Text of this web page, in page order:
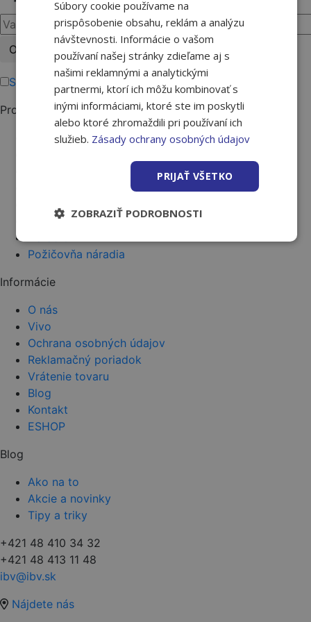
Please
this
empty.
Súhlasím s podmienkami ochrany osobných údajov.
Produkty
Stavba
Farby a laky
Požičovňa náradia
Informácie
O nás
Vivo
Ochrana osobných údajov
Reklamačný poriadok
Vrátenie tovaru
Blog
Kontakt
ESHOP
Blog
Ako na to
Akcie a novinky
Tipy a triky
+421 48 410 34 32
+421 48 413 11 48
ibv@ibv.sk
Nájdete nás
Súbory cookie používame na
prispôsobenie obsahu, reklám a analýzu
návštevnosti. Informácie o vašom
používaní našej stránky zdieľame aj s
našimi reklamnými a analytickými
partnermi, ktorí ich môžu kombinovať s
inými informáciami, ktoré ste im poskytli
alebo ktoré zhromaždili pri používaní ich
služieb. Zásady ochrany osobných údajov
PRIJAŤ VŠETKO
ZOBRAZIŤ PODROBNOSTI